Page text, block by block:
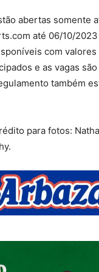
abertas somente
até 06/10/
com
e as vagas
também
para fotos: